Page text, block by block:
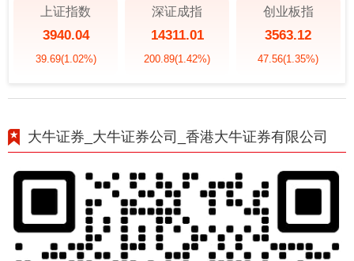
上证指数
3940.04
39.69(1.02%)
深证成指
14311.01
200.89(1.42%)
创业板指
3563.12
47.56(1.35%)
大牛证券_大牛证券公司_香港大牛证券有限公司